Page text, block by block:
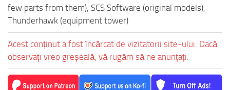
few parts from them), SCS Software (original models),
Thunderhawk (equipment tower)
Acest conținut a fost încărcat de vizitatorii site-ului. Dacă
observați vreo greșeală, vă rugăm să ne anunțați.